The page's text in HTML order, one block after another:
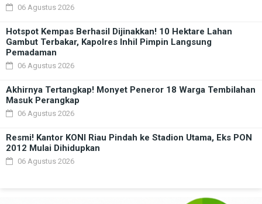
06 Agustus 2026
Hotspot Kempas Berhasil Dijinakkan! 10 Hektare Lahan
Gambut Terbakar, Kapolres Inhil Pimpin Langsung
Pemadaman
06 Agustus 2026
Akhirnya Tertangkap! Monyet Peneror 18 Warga Tembilahan
Masuk Perangkap
06 Agustus 2026
Resmi! Kantor KONI Riau Pindah ke Stadion Utama, Eks PON
2012 Mulai Dihidupkan
06 Agustus 2026